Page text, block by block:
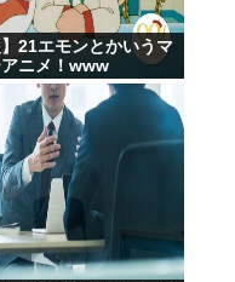
】21エモンとかいうマ
ニメ！www